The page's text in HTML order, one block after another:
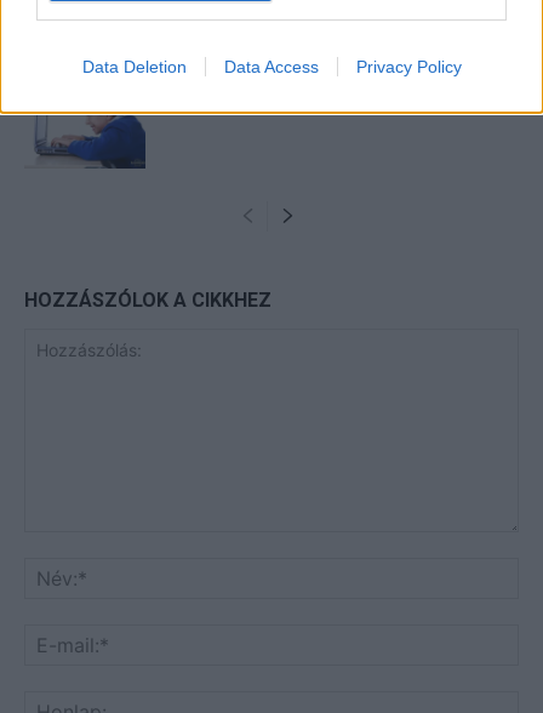
Data Deletion Data Access Privacy Policy
HOZZÁSZÓLOK A CIKKHEZ